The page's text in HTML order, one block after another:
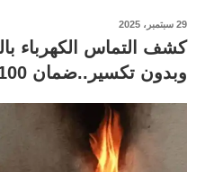
نُشر
في
29 سبتمبر، 2025
كشف التماس الكهرباء
وبدون تكسير..ضمان 100% وأمان منزلك